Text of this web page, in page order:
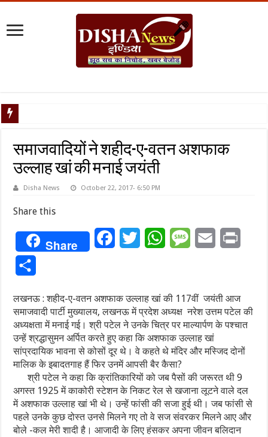
समाजवादियों ने शहीद-ए-वतन अशफाक
उल्लाह खां की मनाई जयंती
Disha News October 22, 2017- 6:50 PM
Share this
Share FacebookTwitterWhatsAppMessageEmail
लखनऊ : शहीद-ए-वतन अशफाक उल्लाह खां की 117वीं जयंती आज
समाजवादी पार्टी मुख्यालय, लखनऊ में प्रदेश अध्यक्ष नरेश उत्तम पटेल की
अध्यक्षता में मनाई गई। श्री पटेल ने उनके चित्र पर माल्यार्पण के पश्चात
उन्हें श्रद्धासुमन अर्पित करते हुए कहा कि अशफाक उल्लाह खां
सांप्रदायिक भावना से कोसों दूर थे। वे कहते थे मंदिर और मस्जिद दोनों
मालिक के इबादतगाह हैं फिर उनमें आपसी बैर कैसा?
श्री पटेल ने कहा कि क्रांतिकारियों को जब पैसों की जरूरत थी 9
अगस्त 1925 में काकोरी स्टेशन के निकट रेल से खजाना लूटने वाले दल
में अशफाक उल्लाह खां भी थे। उन्हें फांसी की सजा हुई थी। जब फांसी से
पहले उनके कुछ दोस्त उनसे मिलने गए तो वे सज संवरकर मिलने आए और
बोले -कल मेरी शादी है। आजादी के लिए हंसकर अपना जीवन बलिदान